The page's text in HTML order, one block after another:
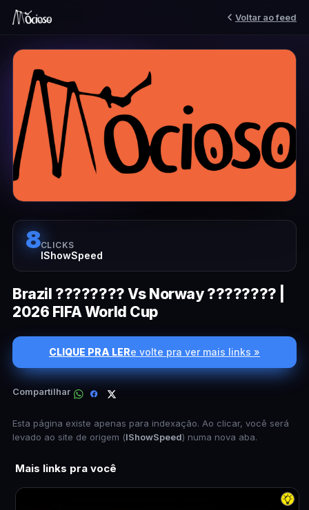
Voltar ao feed
8CLICKS
IShowSpeed
Brazil ???????? Vs Norway ???????? |
2026 FIFA World Cup
CLIQUE PRA LERe volte pra ver mais links »
Compartilhar
Esta página existe apenas para indexação. Ao clicar, você será
levado ao site de origem (IShowSpeed) numa nova aba.
Mais links pra você